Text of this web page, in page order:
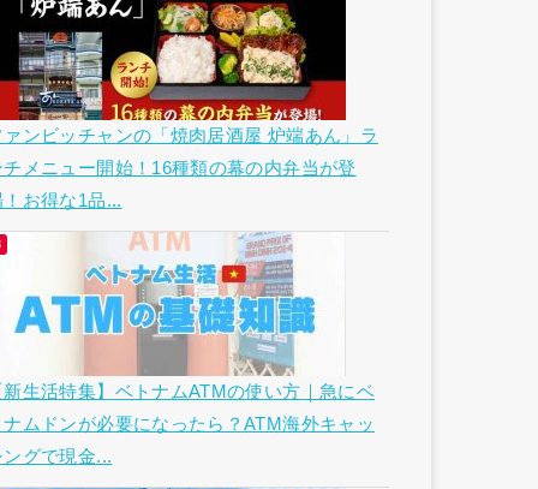
ァンビッチャンの「焼肉居酒屋 炉端あん」ラ
チメニュー開始！16種類の幕の内弁当が登
！お得な1品...
新生活特集】ベトナムATMの使い方｜急にベ
ナムドンが必要になったら？ATM海外キャッ
ングで現金...